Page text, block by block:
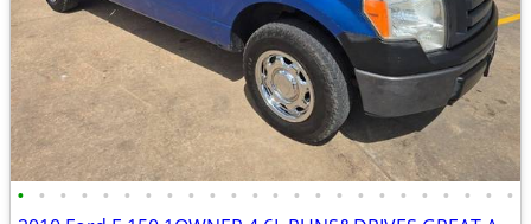
• • • • • • • • • • • • • • • • • • • • • • • •